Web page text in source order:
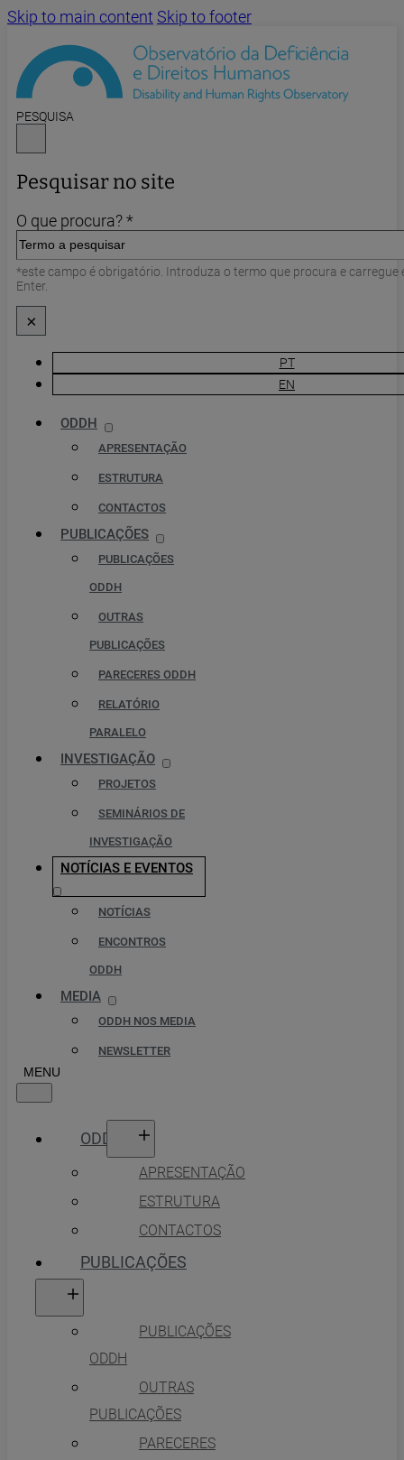
Skip to main content Skip to footer
PESQUISA
Pesquisar no site
O que procura? *
*este campo é obrigatório. Introduza o termo que procura e carregue
Enter.
×
PT
EN
ODDH
APRESENTAÇÃO
ESTRUTURA
CONTACTOS
PUBLICAÇÕES
PUBLICAÇÕES
ODDH
OUTRAS
PUBLICAÇÕES
PARECERES ODDH
RELATÓRIO
PARALELO
INVESTIGAÇÃO
PROJETOS
SEMINÁRIOS DE
INVESTIGAÇÃO
NOTÍCIAS E EVENTOS
NOTÍCIAS
ENCONTROS
ODDH
MEDIA
ODDH NOS MEDIA
NEWSLETTER
ODDH
APRESENTAÇÃO
ESTRUTURA
CONTACTOS
PUBLICAÇÕES
PUBLICAÇÕES
ODDH
OUTRAS
PUBLICAÇÕES
PARECERES